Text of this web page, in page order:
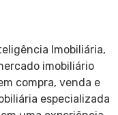
Imobiliária,
imobiliário
compra, venda e
especializada